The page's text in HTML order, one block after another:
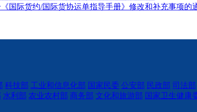
国际货约/国际货协运单指导手册》修改和补充事项的
科技部 工业和信息化部 国家民委 公安部 民政部 司法部
水利部 农业农村部 商务部 文化和旅游部 国家卫生健康